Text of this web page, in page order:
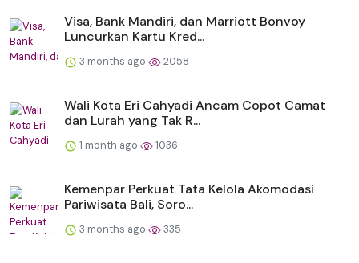
Visa, Bank Mandiri, dan Marriott Bonvoy
Luncurkan Kartu Kred...
3 months ago 2058
Wali Kota Eri Cahyadi Ancam Copot Camat
dan Lurah yang Tak R...
1 month ago 1036
Kemenpar Perkuat Tata Kelola Akomodasi
Pariwisata Bali, Soro...
3 months ago 335